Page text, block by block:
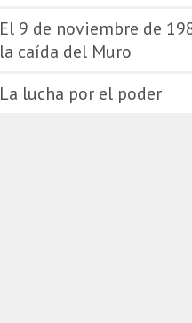
El 9 de noviembre de
la caída del Muro
La lucha por el poder